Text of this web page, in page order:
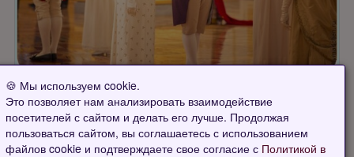
🍪 Мы используем cookie.
Это позволяет нам анализировать взаимодействие
посетителей с сайтом и делать его лучше. Продолжая
пользоваться сайтом, вы соглашаетесь с использованием
файлов cookie и подтверждаете свое согласие с Политикой в
Страница 1 из 1